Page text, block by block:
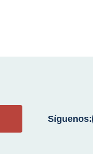
Síguenos: